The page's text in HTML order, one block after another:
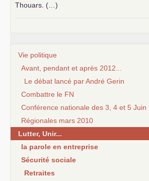
Thouars. (…)
Vie politique
Avant, pendant et après 2012...
Le débat lancé par André Gerin
Combattre le FN
Conférence nationale des 3, 4 et 5 Juin
Régionales mars 2010
Lutter, Unir...
la parole en entreprise
Sécurité sociale
Retraites